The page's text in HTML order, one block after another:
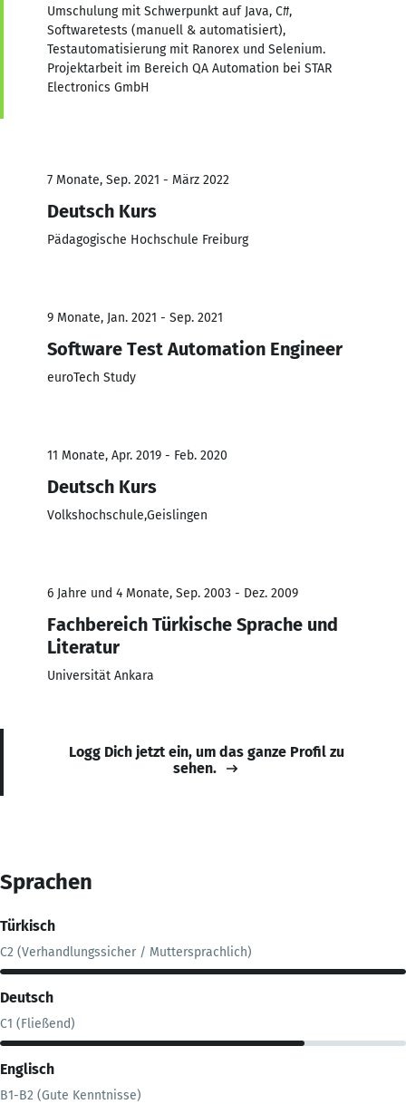
Umschulung mit Schwerpunkt auf Java, C#,
Softwaretests (manuell & automatisiert),
Testautomatisierung mit Ranorex und Selenium.
Projektarbeit im Bereich QA Automation bei STAR
Electronics GmbH
7 Monate, Sep. 2021 - März 2022
Deutsch Kurs
Pädagogische Hochschule Freiburg
9 Monate, Jan. 2021 - Sep. 2021
Software Test Automation Engineer
euroTech Study
11 Monate, Apr. 2019 - Feb. 2020
Deutsch Kurs
Volkshochschule,Geislingen
6 Jahre und 4 Monate, Sep. 2003 - Dez. 2009
Fachbereich Türkische Sprache und
Literatur
Universität Ankara
Logg Dich jetzt ein, um das ganze Profil zu
sehen.
Sprachen
Türkisch
C2 (Verhandlungssicher / Muttersprachlich)
Deutsch
C1 (Fließend)
Englisch
B1-B2 (Gute Kenntnisse)